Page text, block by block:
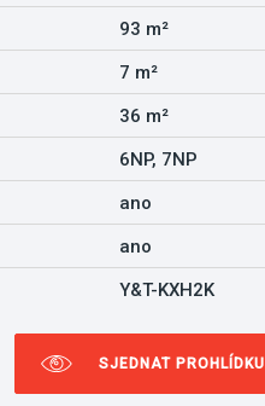
93 m²
7 m²
36 m²
6NP, 7NP
ano
ano
Y&T-KXH2K
SJEDNAT PROHLÍDKU